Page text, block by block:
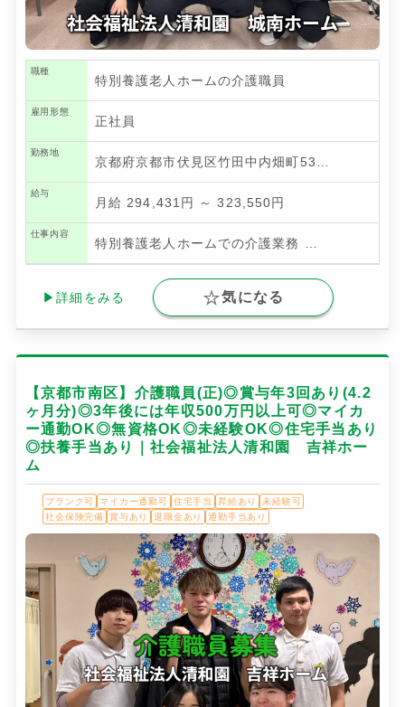
職種
特別養護老人ホームの介護職員
雇用形態
正社員
勤務地
京都府京都市伏見区竹田中内畑町53…
給与
月給 294,431円 ～ 323,550円
仕事内容
特別養護老人ホームでの介護業務 …
▶詳細をみる 気になる
【京都市南区】介護職員(正)◎賞与年3回あり(4.2
ヶ月分)◎3年後には年収500万円以上可◎マイカ
ー通勤OK◎無資格OK◎未経験OK◎住宅手当あり
◎扶養手当あり｜社会福祉法人清和園 吉祥ホー
ム
ブランク可 マイカー通勤可 住宅手当 昇給あり
未経験可
社会保険完備
賞与あり 退職金あり 通勤手当あり